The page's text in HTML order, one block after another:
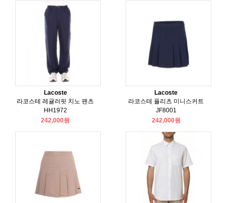
Lacoste
라코스테 레귤러핏 치노 팬츠
HH1972
242,000원
Lacoste
라코스테 플리츠 미니스커트
JF8001
242,000원